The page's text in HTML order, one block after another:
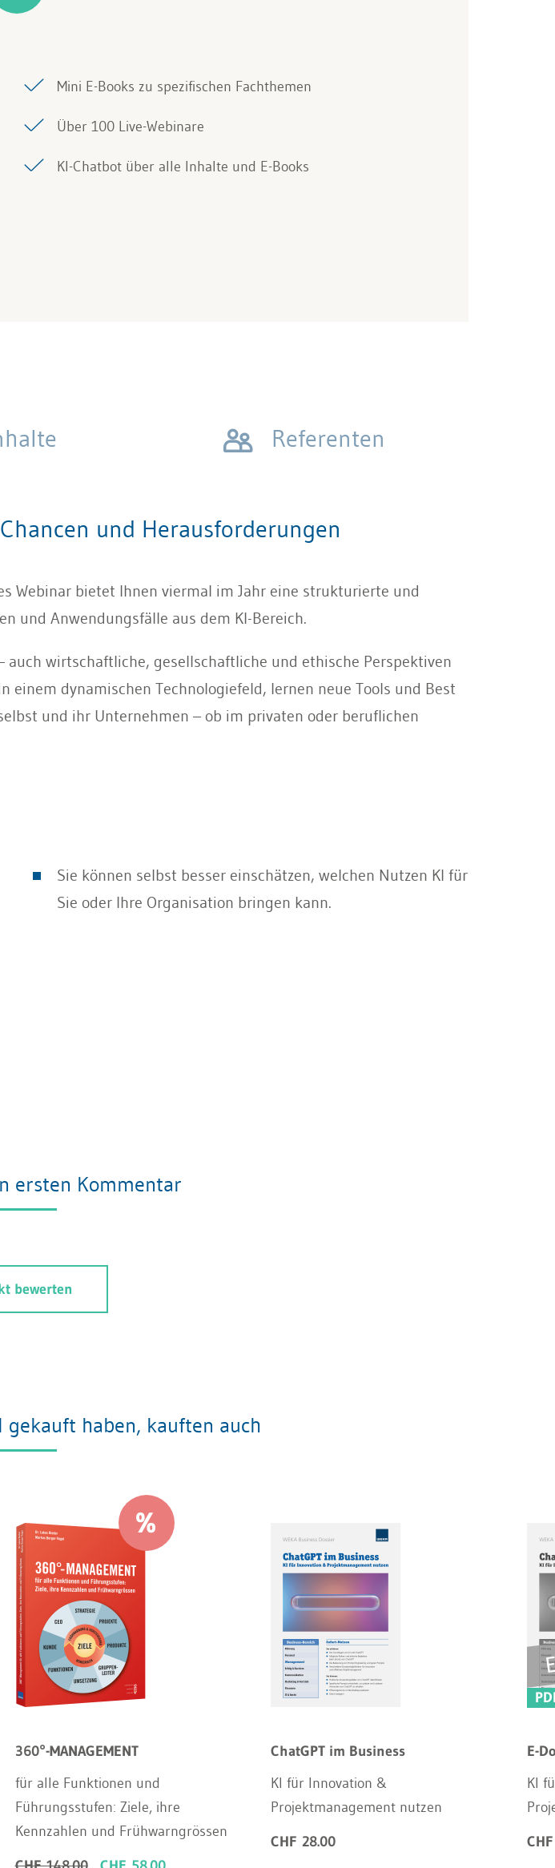
Mini E-Books zu spezifischen Fachthemen
Über 100 Live-Webinare
KI-Chatbot über alle Inhalte und E-Books
Referenten
und Herausforderungen
Webinar bietet Ihnen viermal im Jahr eine strukturierte und
und Anwendungsfälle aus dem KI-Bereich.
wirtschaftliche, gesellschaftliche und ethische Perspektiven
dynamischen Technologiefeld, lernen neue Tools und Best
und ihr Unternehmen – ob im privaten oder beruflichen
Sie können selbst besser einschätzen, welchen Nutzen KI für
Sie oder Ihre Organisation bringen kann.
ersten Kommentar
bewerten
haben, kauften auch
360°-MANAGEMENT
für alle Funktionen und
Führungsstufen: Ziele, ihre
Kennzahlen und Frühwarngrössen
ChatGPT im Business
KI für Innovation &
Projektmanagement nutzen
CHF 28.00
E-
KI